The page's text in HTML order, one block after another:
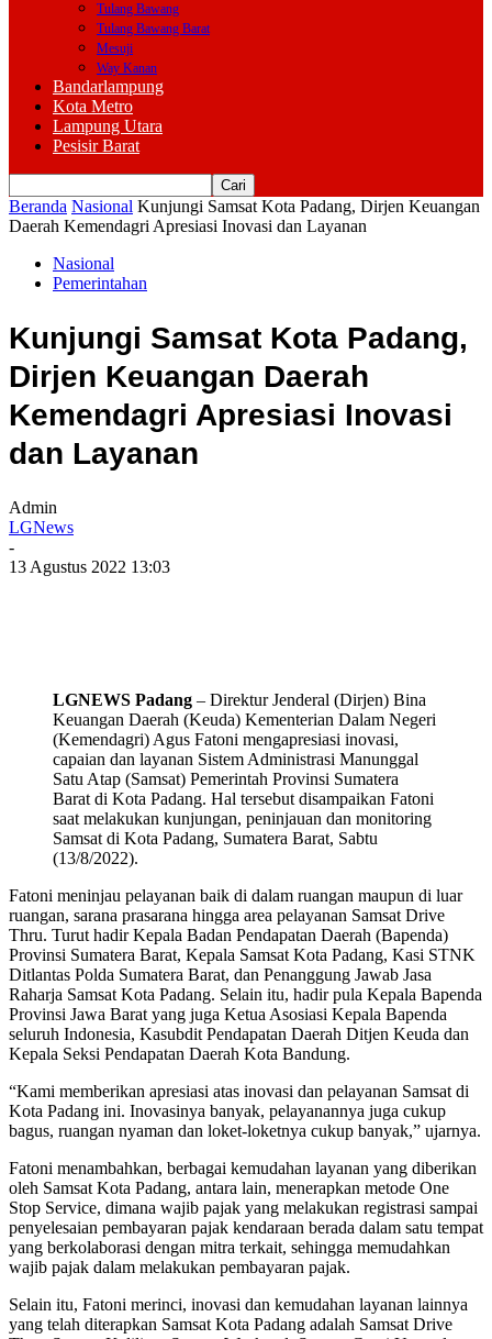
Tulang Bawang
Tulang Bawang Barat
Mesuji
Way Kanan
Bandarlampung
Kota Metro
Lampung Utara
Pesisir Barat
Beranda Nasional Kunjungi Samsat Kota Padang, Dirjen Keuangan
Daerah Kemendagri Apresiasi Inovasi dan Layanan
Nasional
Pemerintahan
Kunjungi Samsat Kota Padang,
Dirjen Keuangan Daerah
Kemendagri Apresiasi Inovasi
dan Layanan
Admin
LGNews
-
13 Agustus 2022 13:03
LGNEWS Padang – Direktur Jenderal (Dirjen) Bina
Keuangan Daerah (Keuda) Kementerian Dalam Negeri
(Kemendagri) Agus Fatoni mengapresiasi inovasi,
capaian dan layanan Sistem Administrasi Manunggal
Satu Atap (Samsat) Pemerintah Provinsi Sumatera
Barat di Kota Padang. Hal tersebut disampaikan Fatoni
saat melakukan kunjungan, peninjauan dan monitoring
Samsat di Kota Padang, Sumatera Barat, Sabtu
(13/8/2022).
Fatoni meninjau pelayanan baik di dalam ruangan maupun di luar
ruangan, sarana prasarana hingga area pelayanan Samsat Drive
Thru. Turut hadir Kepala Badan Pendapatan Daerah (Bapenda)
Provinsi Sumatera Barat, Kepala Samsat Kota Padang, Kasi STNK
Ditlantas Polda Sumatera Barat, dan Penanggung Jawab Jasa
Raharja Samsat Kota Padang. Selain itu, hadir pula Kepala Bapenda
Provinsi Jawa Barat yang juga Ketua Asosiasi Kepala Bapenda
seluruh Indonesia, Kasubdit Pendapatan Daerah Ditjen Keuda dan
Kepala Seksi Pendapatan Daerah Kota Bandung.
“Kami memberikan apresiasi atas inovasi dan pelayanan Samsat di
Kota Padang ini. Inovasinya banyak, pelayanannya juga cukup
bagus, ruangan nyaman dan loket-loketnya cukup banyak,” ujarnya.
Fatoni menambahkan, berbagai kemudahan layanan yang diberikan
oleh Samsat Kota Padang, antara lain, menerapkan metode One
Stop Service, dimana wajib pajak yang melakukan registrasi sampai
penyelesaian pembayaran pajak kendaraan berada dalam satu tempat
yang berkolaborasi dengan mitra terkait, sehingga memudahkan
wajib pajak dalam melakukan pembayaran pajak.
Selain itu, Fatoni merinci, inovasi dan kemudahan layanan lainnya
yang telah diterapkan Samsat Kota Padang adalah Samsat Drive